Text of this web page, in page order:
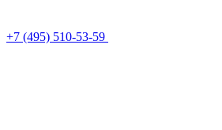
+7 (495) 510-53-59